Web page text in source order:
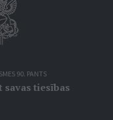
90. PANTS
tiesības